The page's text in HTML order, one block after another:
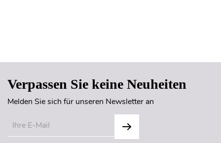
Verpassen Sie keine Neuheiten
Melden Sie sich für unseren Newsletter an